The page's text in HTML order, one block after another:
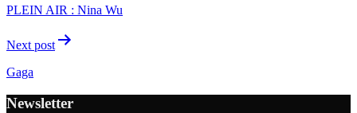
PLEIN AIR : Nina Wu
Next post
Gaga
Newsletter